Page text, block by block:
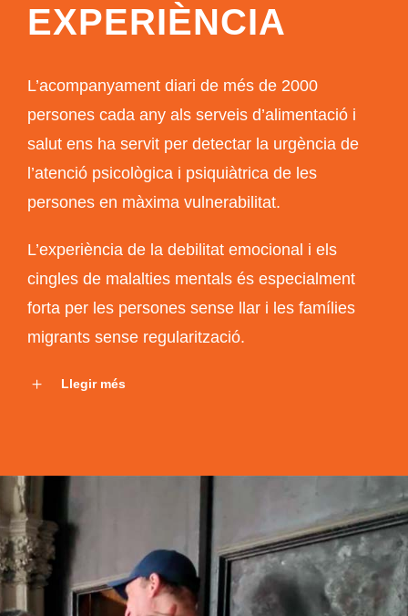
EXPERIÈNCIA
L’acompanyament diari de més de 2000
persones cada any als serveis d’alimentació i
salut ens ha servit per detectar la urgència de
l’atenció psicològica i psiquiàtrica de les
persones en màxima vulnerabilitat.
L’experiència de la debilitat emocional i els
cingles de malalties mentals és especialment
forta per les persones sense llar i les famílies
migrants sense regularització.
Llegir més